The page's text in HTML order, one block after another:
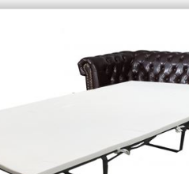
Passwort vergessen?